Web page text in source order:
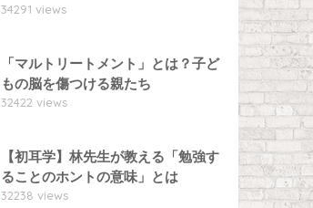
34291 views
「マルトリートメント」とは？子ど
もの脳を傷つける親たち
32422 views
【初耳学】林先生が教える「勉強す
ることのホントの意味」とは
32238 views